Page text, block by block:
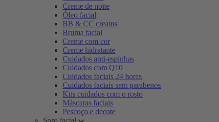
Creme de noite
Óleo facial
BB & CC creams
Bruma facial
Creme com cor
Creme hidratante
Cuidados anti-espinhas
Cuidados com Q10
Cuidados faciais 24 horas
Cuidados faciais sem parabenos
Kits cuidados com o rosto
Máscaras faciais
Pescoço e decote
Soro facial